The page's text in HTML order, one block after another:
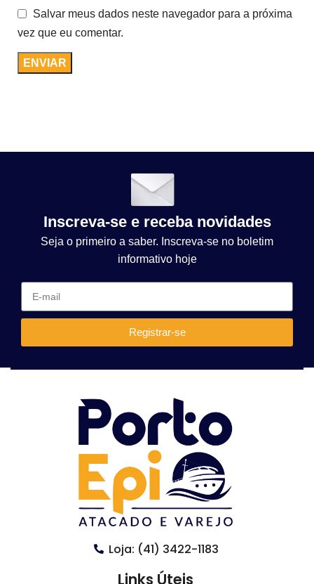
Salvar meus dados neste navegador para a próxima
vez que eu comentar.
Inscreva-se e receba novidades
Seja o primeiro a saber. Inscreva-se no boletim
informativo hoje
Registrar-se
Loja: (41) 3422-1183
Links Úteis